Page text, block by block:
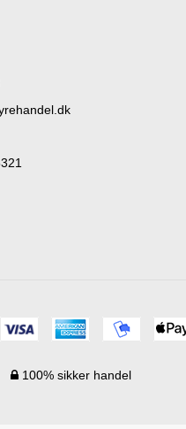
100% sikker handel